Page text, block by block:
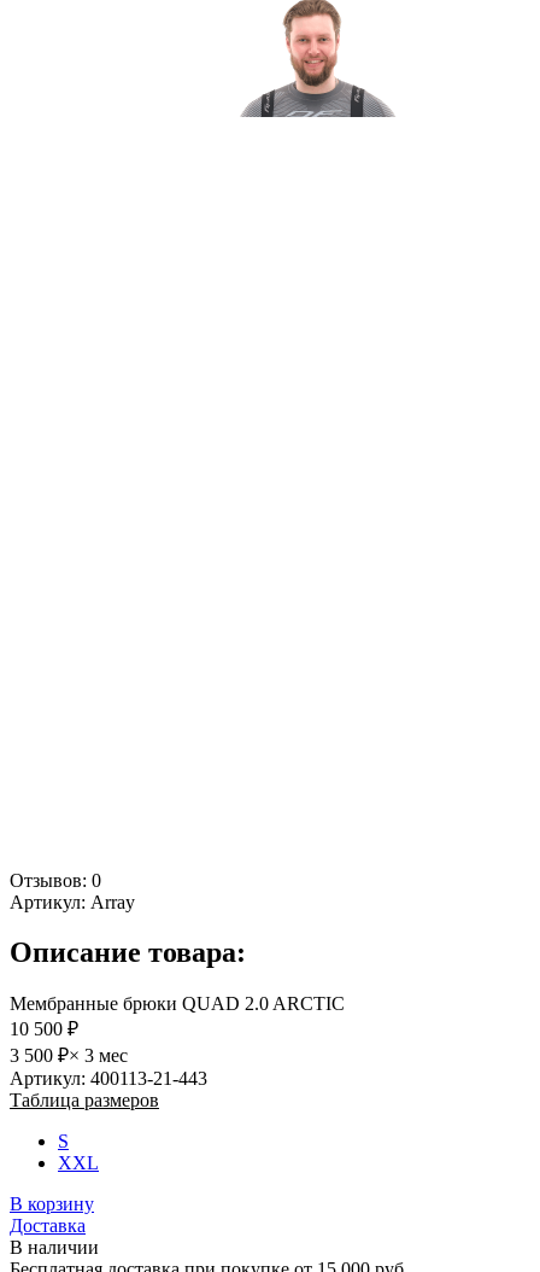
Отзывов: 0
Артикул: Array
Описание товара:
Мембранные брюки QUAD 2.0 ARCTIC
10 500 ₽
3 500 ₽× 3 мес
Артикул: 400113-21-443
Таблица размеров
S
XXL
В корзину
Доставка
В наличии